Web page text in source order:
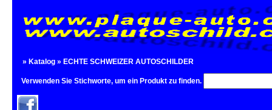
» Katalog » ECHTE SCHWEIZER AUTOSCHILDER
Verwenden Sie Stichworte, um ein Produkt zu finden.